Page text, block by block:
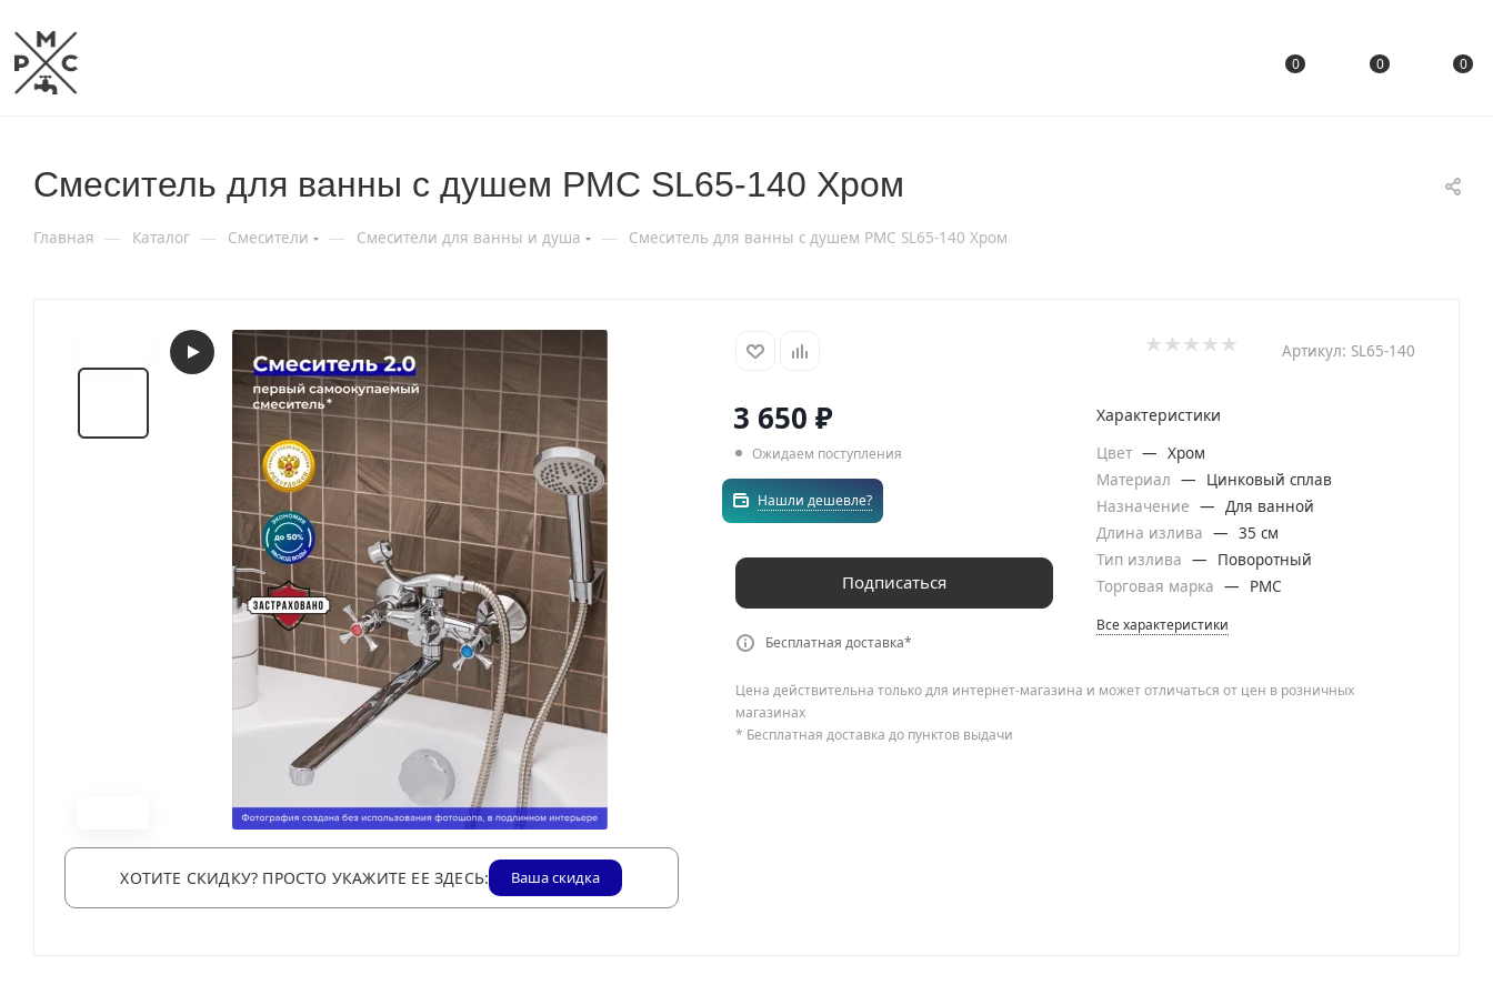
0 0 0
Смеситель для ванны с душем РМС SL65-140 Хром
Главная — Каталог — Смесители — Смесители для ванны и душа — Смеситель для ванны с душем РМС SL65-140 Хром
ХОТИТЕ СКИДКУ? ПРОСТО УКАЖИТЕ ЕЕ ЗДЕСЬ: Ваша скидка
Артикул: SL65-140
3 650 ₽
Ожидаем поступления
Нашли дешевле?
Подписаться
Бесплатная доставка*
Характеристики
Цвет — Хром
Материал —
Цинковый сплав
Назначение — Для ванной
Длина излива — 35 см
Тип излива —
Поворотный
Торговая марка — РМС
Все характеристики
Цена действительна только для интернет-магазина и может отличаться от цен в розничных
магазинах
* Бесплатная доставка до пунктов выдачи